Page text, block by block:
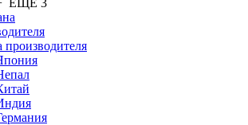
ЕЩЕ 3
производителя